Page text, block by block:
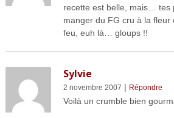
recette est belle, mais… tes
manger du FG cru à la fleur
feu, euh là… gloups !!
Sylvie
2 novembre 2007 | Répondre
Voilà un crumble bien